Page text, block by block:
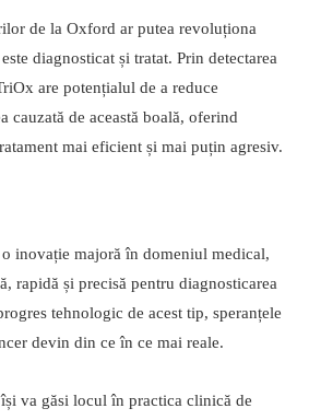
de la Oxford ar putea revoluționa
diagnosticat și tratat. Prin detectarea
are potențialul de a reduce
cauzată de această boală, oferind
mai eficient și mai puțin agresiv.
inovație majoră în domeniul medical,
rapidă și precisă pentru diagnosticarea
tehnologic de acest tip, speranțele
devin din ce în ce mai reale.
își va găsi locul în practica clinică de